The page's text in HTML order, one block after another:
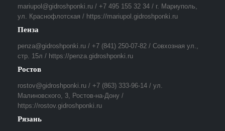
mariupol@gidroshponki.ru / +7 495 155 32 34 / г. Мариуполь,
ул. Краснофлотская / https://mariupol.gidroshponki.ru
Пенза
penza@gidroshponki.ru / +7 (841) 250-07-82 / Совхозная ул.,
стр. 15л / https://penza.gidroshponki.ru
Ростов
rostov@gidroshponki.ru / +7 (863) 333-96-14 / ул.
Малиновского, 3, Ростов-на-Дону /
https://rostov.gidroshponki.ru
Рязань